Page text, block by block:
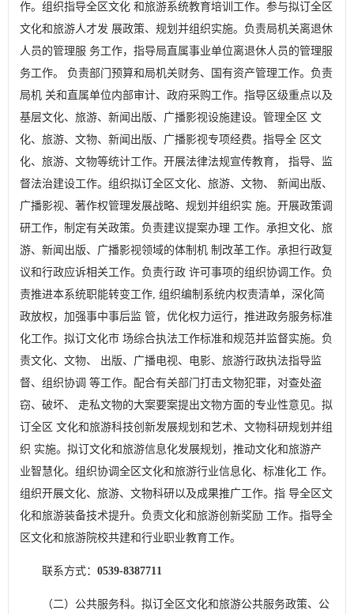
作。组织指导全区文化 和旅游系统教育培训工作。参与拟订全区
文化和旅游人才发 展政策、规划并组织实施。负责局机关离退休
人员的管理服 务工作，指导局直属事业单位离退休人员的管理服
务工作。 负责部门预算和局机关财务、国有资产管理工作。负责
局机 关和直属单位内部审计、政府采购工作。指导区级重点以及
基层文化、旅游、新闻出版、广播影视设施建设。管理全区 文
化、旅游、文物、新闻出版、广播影视专项经费。指导全 区文
化、旅游、文物等统计工作。开展法律法规宣传教育， 指导、监
督法治建设工作。组织拟订全区文化、旅游、文物、 新闻出版、
广播影视、著作权管理发展战略、规划并组织实 施。开展政策调
研工作，制定有关政策。负责建议提案办理 工作。承担文化、旅
游、新闻出版、广播影视领域的体制机 制改革工作。承担行政复
议和行政应诉相关工作。负责行政 许可事项的组织协调工作。负
责推进本系统职能转变工作, 组织编制系统内权责清单，深化简
政放权，加强事中事后监 管，优化权力运行，推进政务服务标准
化工作。拟订文化市 场综合执法工作标准和规范并监督实施。负
责文化、文物、 出版、广播电视、电影、旅游行政执法指导监
督、组织协调 等工作。配合有关部门打击文物犯罪，对查处盗
窃、破坏、 走私文物的大案要案提出文物方面的专业性意见。拟
订全区 文化和旅游科技创新发展规划和艺术、文物科研规划并组
织 实施。拟订文化和旅游信息化发展规划，推动文化和旅游产
业智慧化。组织协调全区文化和旅游行业信息化、标准化工 作。
组织开展文化、旅游、文物科研以及成果推广工作。指 导全区文
化和旅游装备技术提升。负责文化和旅游创新奖励 工作。指导全
区文化和旅游院校共建和行业职业教育工作。
联系方式：0539-8387711
（二）公共服务科。拟订全区文化和旅游公共服务政策、公